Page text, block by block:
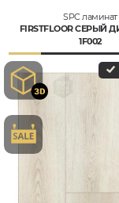
SPC ламинат
FIRSTFLOOR СЕРЫЙ
1F002